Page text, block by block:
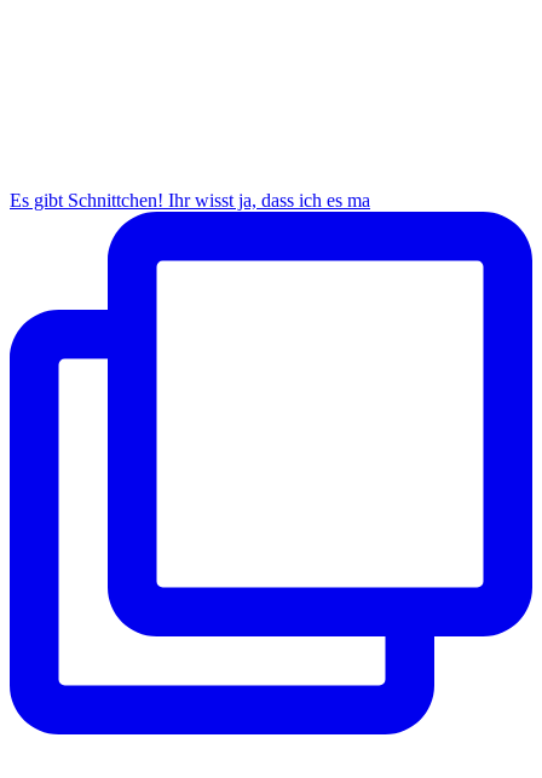
Es gibt Schnittchen! Ihr wisst ja, dass ich es ma